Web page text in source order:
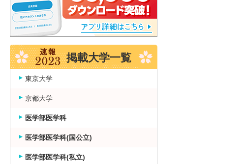
掲載大学一覧
東京大学
京都大学
医学部医学科
医学部医学科(国公立)
医学部医学科(私立)